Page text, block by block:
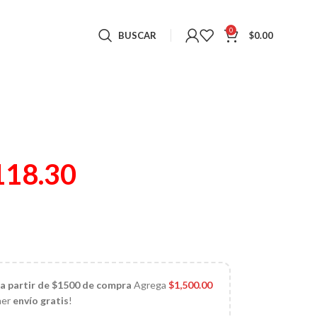
BUSCAR 0 $0.00
partir de $1500 de compra Agrega$1,500.00
envío gratis!